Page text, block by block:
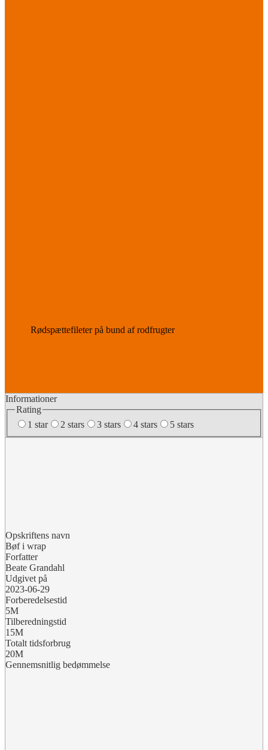
Rødspættefileter på bund af rodfrugter
Informationer
Rating
1 star
2 stars 3 stars 4 stars 5 stars
Opskriftens navn
Bøf i wrap
Forfatter
Beate Grandahl
Udgivet på
2023-06-29
Forberedelsestid
5M
Tilberedningstid
15M
Totalt tidsforbrug
20M
Gennemsnitlig bedømmelse